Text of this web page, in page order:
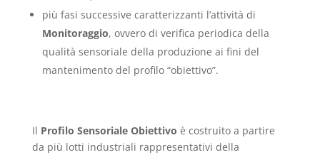
più fasi successive caratterizzanti l’attività di
Monitoraggio, ovvero di verifica periodica della
qualità sensoriale della produzione ai fini del
mantenimento del profilo “obiettivo”.
Il Profilo Sensoriale Obiettivo è costruito a partire
da più lotti industriali rappresentativi della